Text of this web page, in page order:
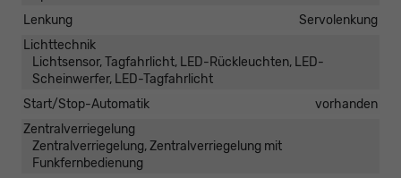
Lenkung
Servolenkung
Lichttechnik
Lichtsensor, Tagfahrlicht, LED-Rückleuchten, LED-
Scheinwerfer, LED-Tagfahrlicht
Start/Stop-Automatik
vorhanden
Zentralverriegelung
Zentralverriegelung, Zentralverriegelung mit
Funkfernbedienung